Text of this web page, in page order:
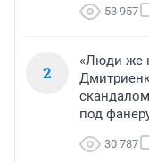
53 957
2
«Люди же
под
30 787